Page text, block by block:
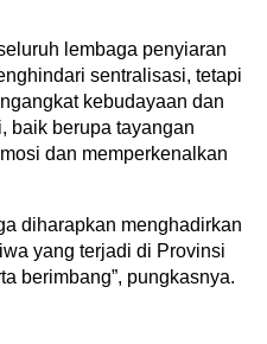
lembaga penyiaran
sentralisasi, tetapi
kebudayaan dan
baik berupa tayangan
dan memperkenalkan
diharapkan menghadirkan
yang terjadi di Provinsi
berimbang”, pungkasnya.